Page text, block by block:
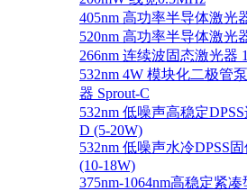
405nm 高功率半导体激光
520nm 高功率半导体激光
266nm 连续波固态激光器
532nm 4W 模块化二极管
器 Sprout-C
532nm 低噪声高稳定
D (5-20W)
532nm 低噪声水冷DPSS
(10-18W)
375nm-1064nm高稳定紧